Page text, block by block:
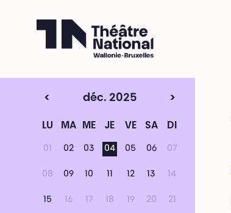
< déc. 2025 >
LU MA ME JE VE SA DI
01 02 03 04 05 06 07
08 09 10 11 12 13 14
15 16 17 18 19 20 21